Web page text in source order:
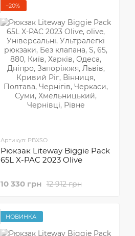
−20%
Артикул: PBXSO
Рюкзак Liteway Biggie Pack
65L X-PAC 2023 Olive
12 912 грн
10 330 грн
НОВИНКА